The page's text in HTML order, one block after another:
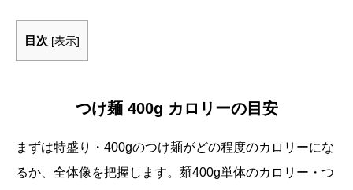
目次 [表示]
つけ麺 400g カロリーの目安
まずは特盛り・400gのつけ麺がどの程度のカロリーにな
るか、全体像を把握します。麺400g単体のカロリー・つ